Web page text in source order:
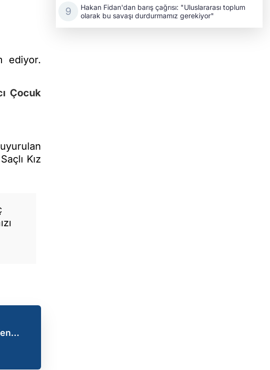
ediyor.
Çocuk
Kız
Hakan Fidan'dan barış çağrısı: "Uluslararası toplum
olarak bu savaşı durdurmamız gerekiyor"